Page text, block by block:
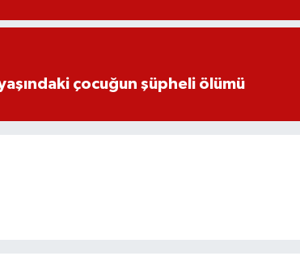
çocuğun şüpheli ölümü